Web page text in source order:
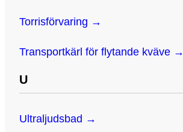
Torrisförvaring →
Transportkärl för flytande kväve →
U
Ultraljudsbad →